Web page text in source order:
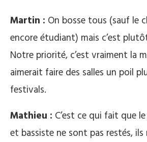
Martin : On bosse tous (sauf le
encore étudiant) mais c’est
Notre priorité, c’est vraiment la
aimerait faire des salles un poil
festivals.
Mathieu : C’est ce qui fait que
et bassiste ne sont pas restés,